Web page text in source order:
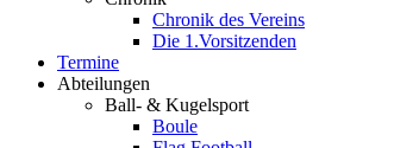
Chronik des Vereins
Die 1.Vorsitzenden
Termine
Abteilungen
Ball- & Kugelsport
Boule